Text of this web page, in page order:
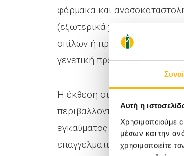
Αυτή η
Χρησιμοποιούμε
μέσων και την
χρησιμοποιείτε
φάρμακα και
(εξωτερικά χαρακτηριστικά
σπίλων ή προηγούμενου
γενετική προδιάθεση).
Η έκθεση στην ηλιακή
περιβαλλοντικός
εγκαύματος ενέχουν το
επαγγελματική έκθεση στον